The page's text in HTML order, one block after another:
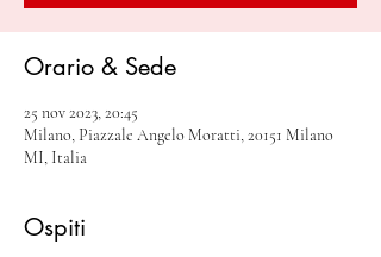
Orario & Sede
25 nov 2023, 20:45
Milano, Piazzale Angelo Moratti, 20151 Milano
MI, Italia
Ospiti